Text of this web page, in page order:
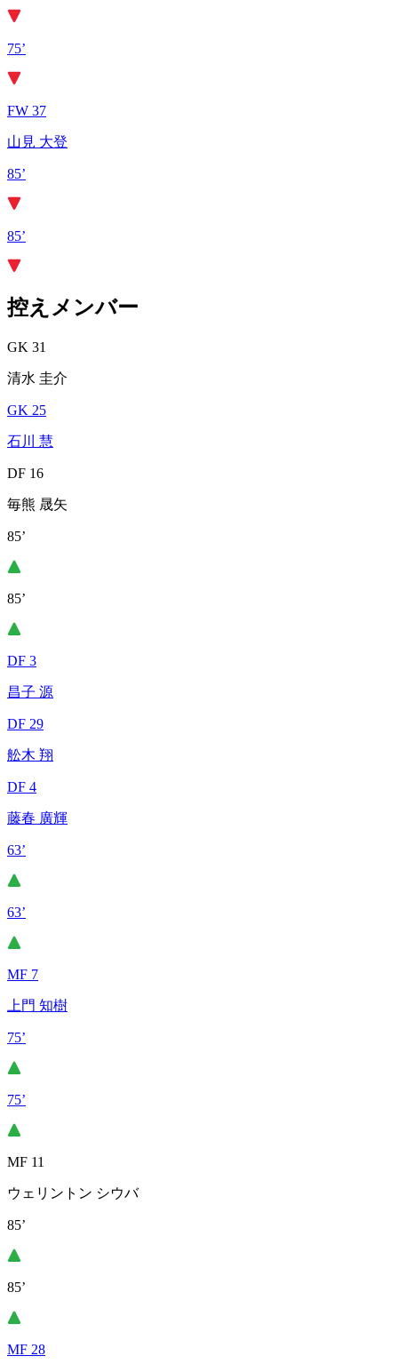
75’
FW 37
山見 大登
85’
85’
控えメンバー
GK 31
清水 圭介
GK 25
石川 慧
DF 16
毎熊 晟矢
85’
85’
DF 3
昌子 源
DF 29
舩木 翔
DF 4
藤春 廣輝
63’
63’
MF 7
上門 知樹
75’
75’
MF 11
ウェリントン シウバ
85’
85’
MF 28